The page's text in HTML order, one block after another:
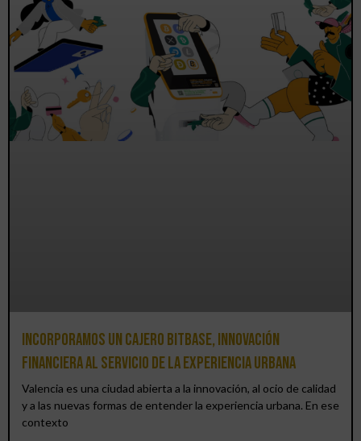
Incorporamos un cajero BitBase, innovación
financiera al servicio de la experiencia urbana
Valencia es una ciudad abierta a la innovación, al ocio de calidad
y a las nuevas formas de entender la experiencia urbana. En ese
contexto